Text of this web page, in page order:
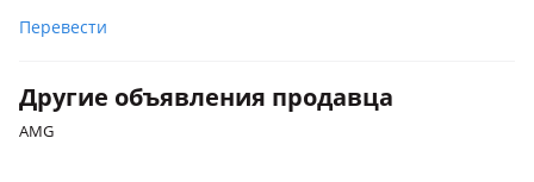
Перевести
Другие объявления продавца
AMG